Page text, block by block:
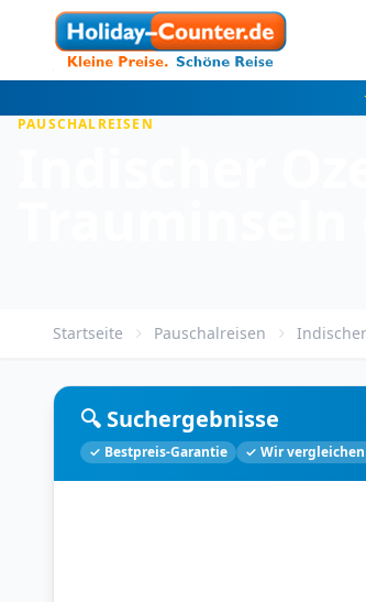
PAUSCHALREISEN
Startseite Pauschalreisen
🔍 Suchergebnisse
✓ Bestpreis-Garantie ✓ Wir